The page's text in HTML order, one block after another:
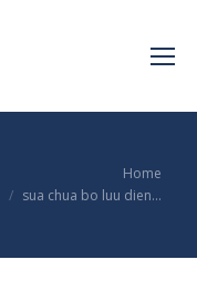
Home
sua chua bo luu dien…